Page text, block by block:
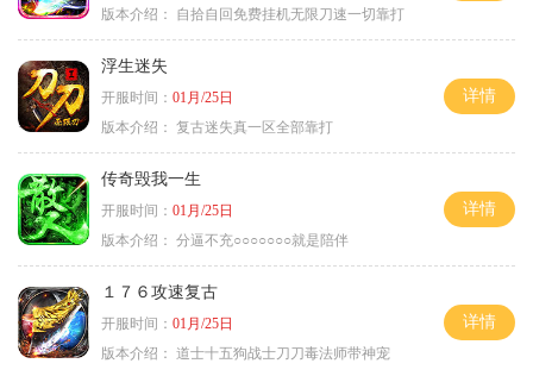
版本介绍：
自拾自回免费挂机无限刀速一切靠打
浮生迷失
开服时间： 01月/25日
版本介绍： 复古迷失真一区全部靠打
详情
传奇毁我一生
开服时间： 01月/25日
版本介绍： 分逼不充○○○○○○○就是陪伴
详情
１７６攻速复古
开服时间： 01月/25日
版本介绍： 道士十五狗战士刀刀毒法师带神宠
详情